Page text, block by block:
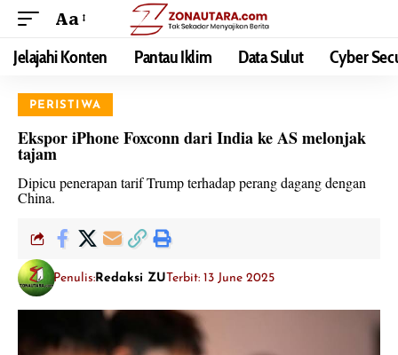
Aa
Jelajahi Konten Pantau Iklim Data Sulut Cyber
PERISTIWA
Ekspor iPhone Foxconn dari India ke AS melonjak
tajam
Dipicu penerapan tarif Trump terhadap perang dagang dengan
China.
Penulis: Redaksi ZUTerbit: 13 June 2025